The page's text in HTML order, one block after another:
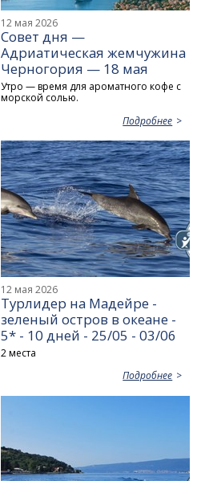
12 мая 2026
Совет дня —
Адриатическая жемчужина
Черногория — 18 мая
Утро — время для ароматного кофе с
морской солью.
Подробнее
12 мая 2026
Турлидер на Мадейре -
зеленый остров в океане -
5* - 10 дней - 25/05 - 03/06
2 места
Подробнее